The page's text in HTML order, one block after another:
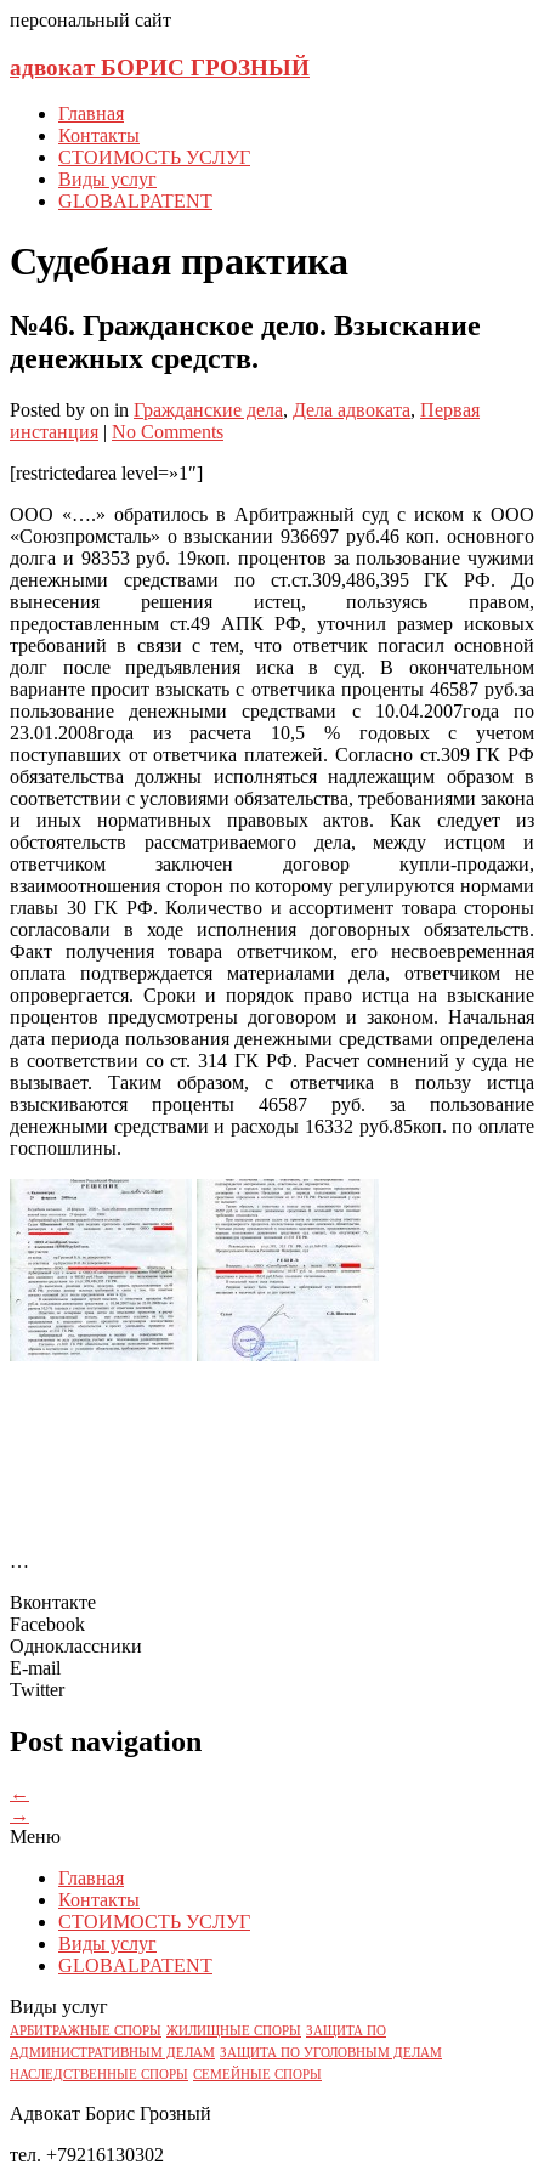
персональный сайт
адвокат БОРИС ГРОЗНЫЙ
Главная
Контакты
СТОИМОСТЬ УСЛУГ
Виды услуг
GLOBALPATENT
Судебная практика
№46. Гражданское дело. Взыскание
денежных средств.
Posted by on in Гражданские дела, Дела адвоката, Первая
инстанция | No Comments
[restrictedarea level=»1″]
ООО «….» обратилось в Арбитражный суд с иском к ООО
«Союзпромсталь» о взыскании 936697 руб.46 коп. основного
долга и 98353 руб. 19коп. процентов за пользование чужими
денежными средствами по ст.ст.309,486,395 ГК РФ. До
вынесения решения истец, пользуясь правом,
предоставленным ст.49 АПК РФ, уточнил размер исковых
требований в связи с тем, что ответчик погасил основной
долг после предъявления иска в суд. В окончательном
варианте просит взыскать с ответчика проценты 46587 руб.за
пользование денежными средствами с 10.04.2007года по
23.01.2008года из расчета 10,5 % годовых с учетом
поступавших от ответчика платежей. Согласно ст.309 ГК РФ
обязательства должны исполняться надлежащим образом в
соответствии с условиями обязательства, требованиями закона
и иных нормативных правовых актов. Как следует из
обстоятельств рассматриваемого дела, между истцом и
ответчиком заключен договор купли-продажи,
взаимоотношения сторон по которому регулируются нормами
главы 30 ГК РФ. Количество и ассортимент товара стороны
согласовали в ходе исполнения договорных обязательств.
Факт получения товара ответчиком, его несвоевременная
оплата подтверждается материалами дела, ответчиком не
опровергается. Сроки и порядок право истца на взыскание
процентов предусмотрены договором и законом. Начальная
дата периода пользования денежными средствами определена
в соответствии со ст. 314 ГК РФ. Расчет сомнений у суда не
вызывает. Таким образом, с ответчика в пользу истца
взыскиваются проценты 46587 руб. за пользование
денежными средствами и расходы 16332 руб.85коп. по оплате
госпошлины.
…
Вконтакте
Facebook
Одноклассники
E-mail
Twitter
Post navigation
←
→
Меню
Главная
Контакты
СТОИМОСТЬ УСЛУГ
Виды услуг
GLOBALPATENT
Виды услуг
АРБИТРАЖНЫЕ СПОРЫ ЖИЛИЩНЫЕ СПОРЫ ЗАЩИТА ПО
АДМИНИСТРАТИВНЫМ ДЕЛАМ ЗАЩИТА ПО УГОЛОВНЫМ ДЕЛАМ
НАСЛЕДСТВЕННЫЕ СПОРЫ СЕМЕЙНЫЕ СПОРЫ
Адвокат Борис Грозный
тел. +79216130302